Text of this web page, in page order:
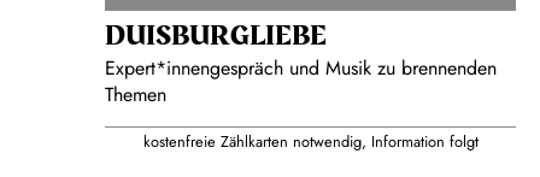
DUISBURG­LIEBE
Expert*innengespräch und Musik zu brennenden
Themen
kostenfreie Zählkarten notwendig, Information folgt